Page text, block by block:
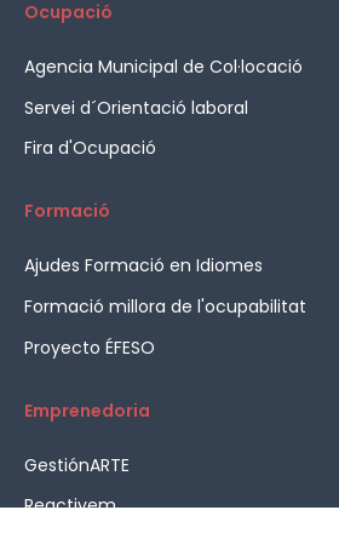
Ocupació
Agencia Municipal de Col·locació
Servei d´Orientació laboral
Fira d'Ocupació
Formació
Ajudes Formació en Idiomes
Formació millora de l'ocupabilitat
Proyecto ÉFESO
Emprenedoria
GestiónARTE
Reactivem